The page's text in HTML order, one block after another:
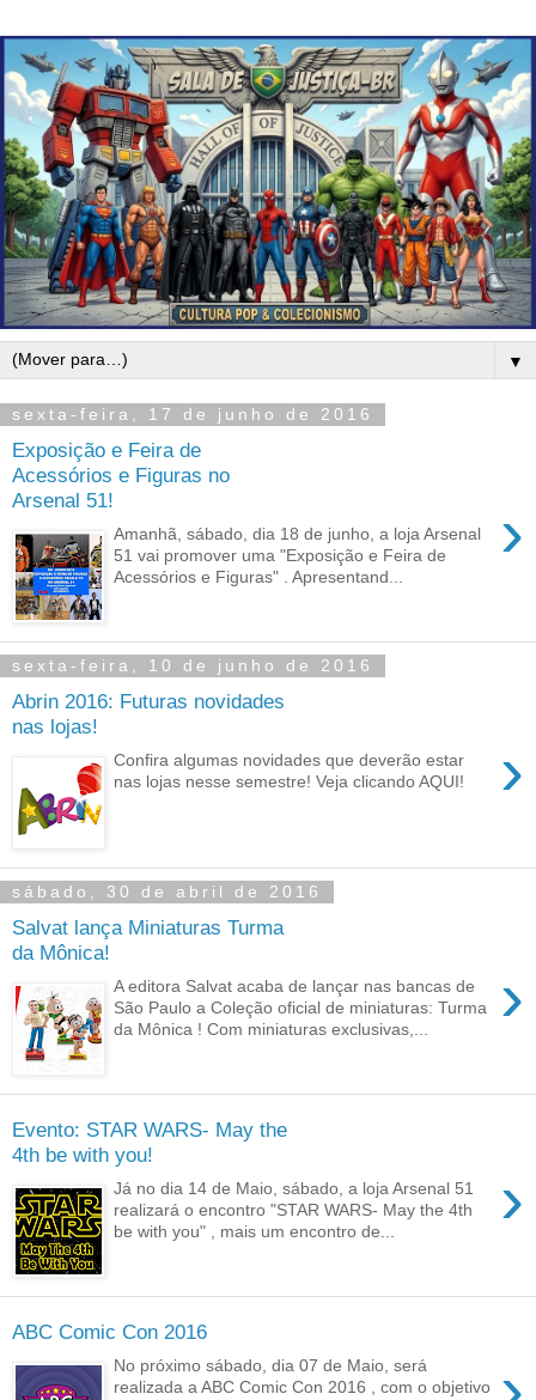
▼
sexta-feira, 17 de junho de 2016
Exposição e Feira de
Acessórios e Figuras no
Arsenal 51!
›
Amanhã, sábado, dia 18 de junho, a loja Arsenal
51 vai promover uma "Exposição e Feira de
Acessórios e Figuras" . Apresentand...
sexta-feira, 10 de junho de 2016
Abrin 2016: Futuras novidades
nas lojas!
›
Confira algumas novidades que deverão estar
nas lojas nesse semestre! Veja clicando AQUI!
sábado, 30 de abril de 2016
Salvat lança Miniaturas Turma
da Mônica!
›
A editora Salvat acaba de lançar nas bancas de
São Paulo a Coleção oficial de miniaturas: Turma
da Mônica ! Com miniaturas exclusivas,...
Evento: STAR WARS- May the
4th be with you!
›
Já no dia 14 de Maio, sábado, a loja Arsenal 51
realizará o encontro "STAR WARS- May the 4th
be with you" , mais um encontro de...
ABC Comic Con 2016
No próximo sábado, dia 07 de Maio, será
realizada a ABC Comic Con 2016 , com o objetivo